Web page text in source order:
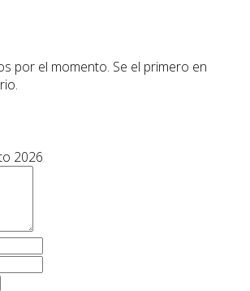
por el momento. Se el primero en
2026